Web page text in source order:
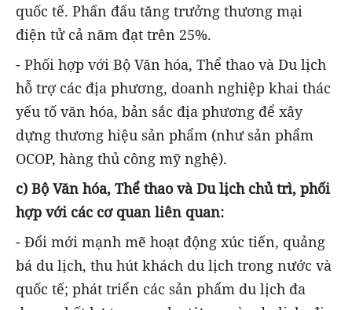
quốc tế. Phấn đấu tăng trưởng thương mại
điện tử cả năm đạt trên 25%.
- Phối hợp với Bộ Văn hóa, Thể thao và Du lịch
hỗ trợ các địa phương, doanh nghiệp khai thác
yếu tố văn hóa, bản sắc địa phương để xây
dựng thương hiệu sản phẩm (như sản phẩm
OCOP, hàng thủ công mỹ nghệ).
c) Bộ Văn hóa, Thể thao và Du lịch chủ trì, phối
hợp với các cơ quan liên quan:
- Đổi mới mạnh mẽ hoạt động xúc tiến, quảng
bá du lịch, thu hút khách du lịch trong nước và
quốc tế; phát triển các sản phẩm du lịch đa